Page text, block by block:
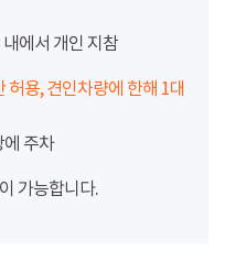
에서 개인 지참
허용, 견인차량에 한해 1대
주차
가능합니다.